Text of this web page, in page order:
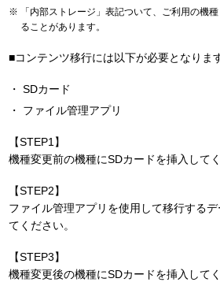
「内部ストレージ」表記ついて、ご利用の機
ることがあります。
■コンテンツ移行には以下が必要となります
SDカード
ファイル管理アプリ
【STEP1】
機種変更前の機種にSDカードを挿入してく
【STEP2】
ファイル管理アプリを使用して移行する
てください。
【STEP3】
機種変更後の機種にSDカードを挿入してく